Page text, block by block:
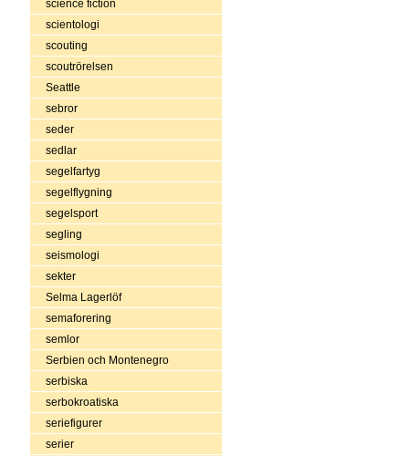
science fiction
scientologi
scouting
scoutrörelsen
Seattle
sebror
seder
sedlar
segelfartyg
segelflygning
segelsport
segling
seismologi
sekter
Selma Lagerlöf
semaforering
semlor
Serbien och Montenegro
serbiska
serbokroatiska
seriefigurer
serier